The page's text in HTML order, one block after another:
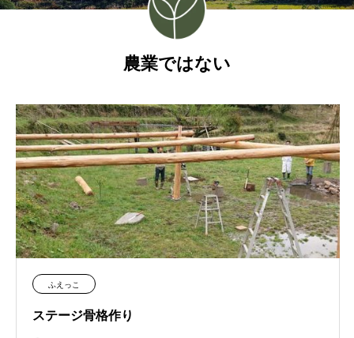
農業ではない
ふえっこ
ステージ骨格作り